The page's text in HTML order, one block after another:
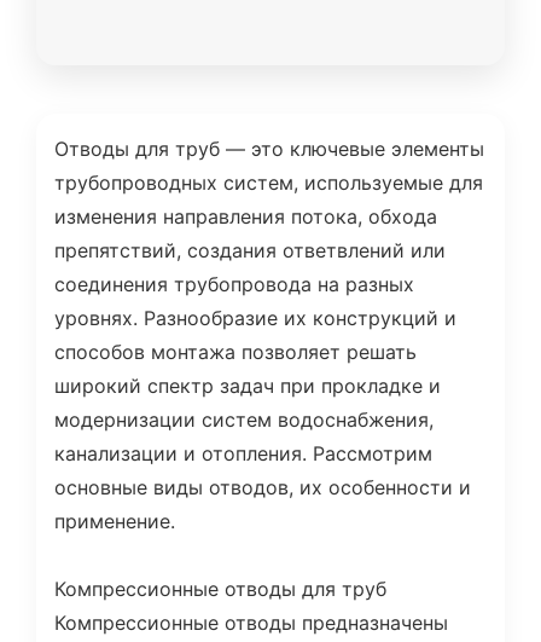
Отводы для труб — это ключевые элементы
трубопроводных систем, используемые для
изменения направления потока, обхода
препятствий, создания ответвлений или
соединения трубопровода на разных
уровнях. Разнообразие их конструкций и
способов монтажа позволяет решать
широкий спектр задач при прокладке и
модернизации систем водоснабжения,
канализации и отопления. Рассмотрим
основные виды отводов, их особенности и
применение.
Компрессионные отводы для труб
Компрессионные отводы предназначены